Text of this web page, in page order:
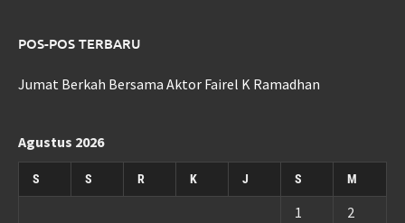
POS-POS TERBARU
Jumat Berkah Bersama Aktor Fairel K Ramadhan
Agustus 2026
S S R K J S M
1
2